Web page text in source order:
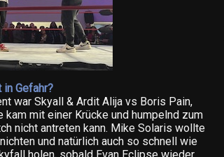
in Gefahr?
war Skyall & Ardit Alija vs Boris Pain,
kam mit einer Krücke und humpelnd zum
nicht antreten kann. Mike Solaris wollte
und natürlich auch so schnell wie